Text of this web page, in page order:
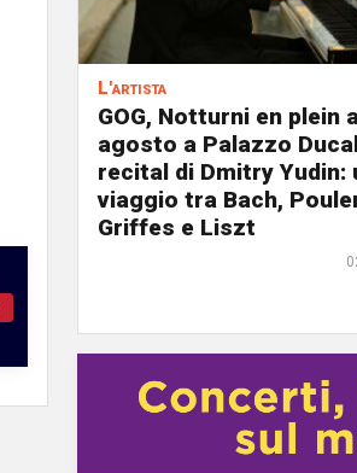
L'artista
GOG, Notturni en plein
agosto a Palazzo
recital di Dmitry Yudin:
viaggio tra Bach,
Griffes e Liszt